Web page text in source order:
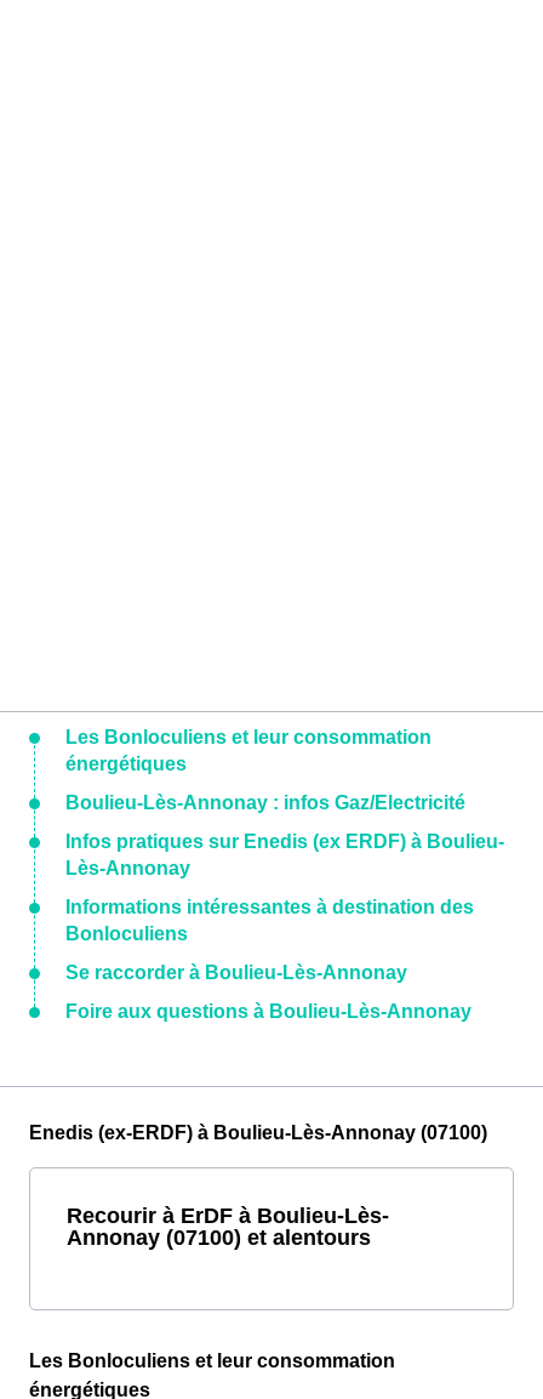
Les Bonloculiens et leur consommation
énergétiques
Boulieu-Lès-Annonay : infos Gaz/Electricité
Infos pratiques sur Enedis (ex ERDF) à Boulieu-
Lès-Annonay
Informations intéressantes à destination des
Bonloculiens
Se raccorder à Boulieu-Lès-Annonay
Foire aux questions à Boulieu-Lès-Annonay
Enedis (ex-ERDF) à Boulieu-Lès-Annonay (07100)
Recourir à ErDF à Boulieu-Lès-
Annonay (07100) et alentours
Les Bonloculiens et leur consommation
énergétiques